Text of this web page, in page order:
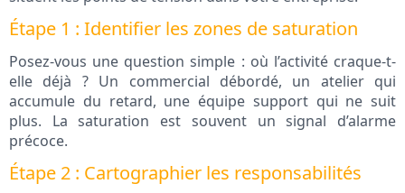
Étape 1 : Identifier les zones de saturation
Posez-vous une question simple : où l’activité craque-t-
elle déjà ? Un commercial débordé, un atelier qui
accumule du retard, une équipe support qui ne suit
plus. La saturation est souvent un signal d’alarme
précoce.
Étape 2 : Cartographier les responsabilités